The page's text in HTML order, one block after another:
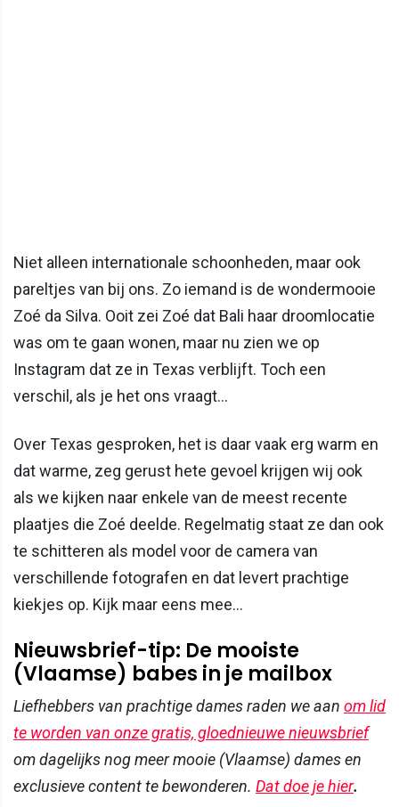
Niet alleen internationale schoonheden, maar ook
pareltjes van bij ons. Zo iemand is de wondermooie
Zoé da Silva. Ooit zei Zoé dat Bali haar droomlocatie
was om te gaan wonen, maar nu zien we op
Instagram dat ze in Texas verblijft. Toch een
verschil, als je het ons vraagt...
Over Texas gesproken, het is daar vaak erg warm en
dat warme, zeg gerust hete gevoel krijgen wij ook
als we kijken naar enkele van de meest recente
plaatjes die Zoé deelde. Regelmatig staat ze dan ook
te schitteren als model voor de camera van
verschillende fotografen en dat levert prachtige
kiekjes op. Kijk maar eens mee...
Nieuwsbrief-tip: De mooiste
(Vlaamse) babes in je mailbox
Liefhebbers van prachtige dames raden we aan om lid
te worden van onze gratis, gloednieuwe nieuwsbrief
om dagelijks nog meer mooie (Vlaamse) dames en
exclusieve content te bewonderen. Dat doe je hier.